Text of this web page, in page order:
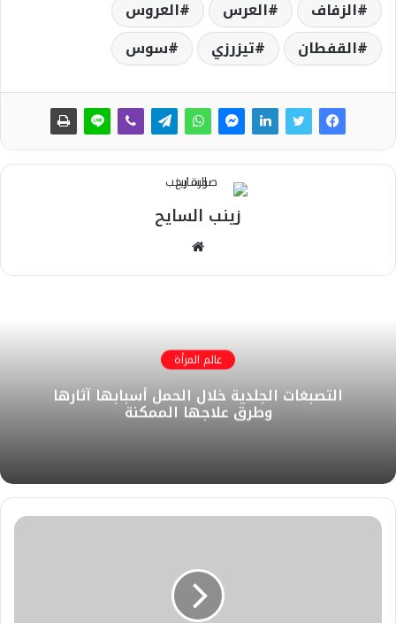
الزفاف العرس
العروس
القفطان
تيزرزي سوس
زينب السايح
ل
و
ي
ب
عالم المرأة
التصبغات الجلدية خلال الحمل أسبابها آثارها
وطرق علاجها الممكنة